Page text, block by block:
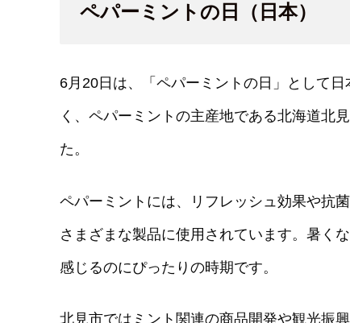
ペパーミントの日（日本）
6月20日は、「ペパーミントの日」として
く、ペパーミントの主産地である北海道北
た。
ペパーミントには、リフレッシュ効果や抗
さまざまな製品に使用されています。暑く
感じるのにぴったりの時期です。
北見市ではミント関連の商品開発や観光振